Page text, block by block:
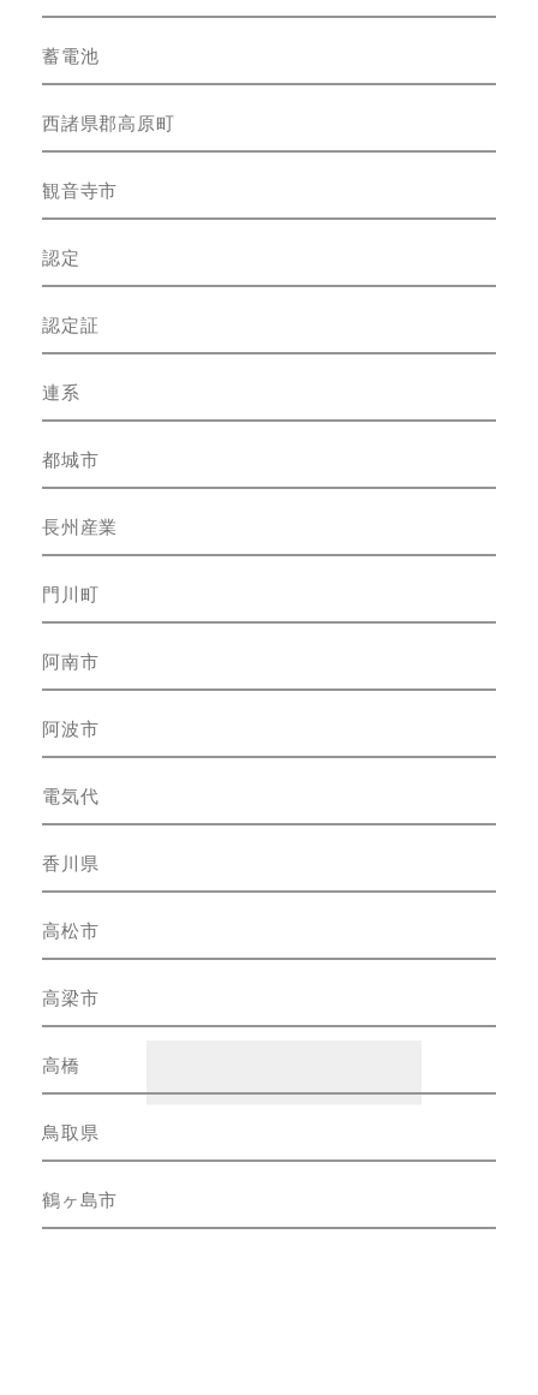
蓄電池
西諸県郡高原町
観音寺市
認定
認定証
連系
都城市
長州産業
門川町
阿南市
阿波市
電気代
香川県
高松市
高梁市
高橋
鳥取県
鶴ヶ島市